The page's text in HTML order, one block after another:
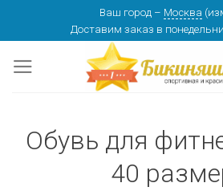
content
Ваш город – Москва (
Доставим заказ в
Обувь для
40